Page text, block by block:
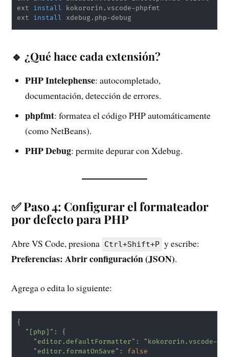
ext install kokororin.vscode-phpfmt
ext install
🔹 ¿Qué hace cada extensión?
PHP Intelephense: autocompletado,
documentación, detección de errores.
phpfmt: formatea el código PHP automáticamente
(como NetBeans).
PHP Debug: permite depurar con Xdebug.
✅ Paso 4: Configurar el formateador
por defecto para PHP
Abre VS Code, presiona Ctrl+Shift+P y escribe:
Preferencias: Abrir configuración (JSON).
Agrega o edita lo siguiente:
{
"[php]" :
{
"editor.defaultFormatter" :
"kokororin.vscode-
"editor.formatOnSave" :
false